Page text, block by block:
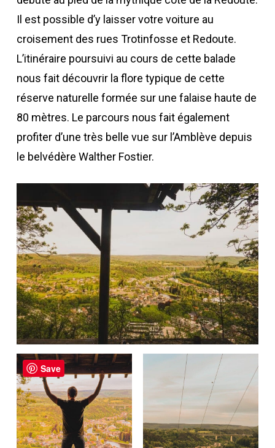
Il est possible d’y laisser votre voiture au
croisement des rues Trotinfosse et Redoute.
L’itinéraire poursuivi au cours de cette balade
nous fait découvrir la flore typique de cette
réserve naturelle formée sur une falaise haute de
80 mètres. Le parcours nous fait également
profiter d’une très belle vue sur l’Amblève depuis
le belvédère Walther Fostier.
Save